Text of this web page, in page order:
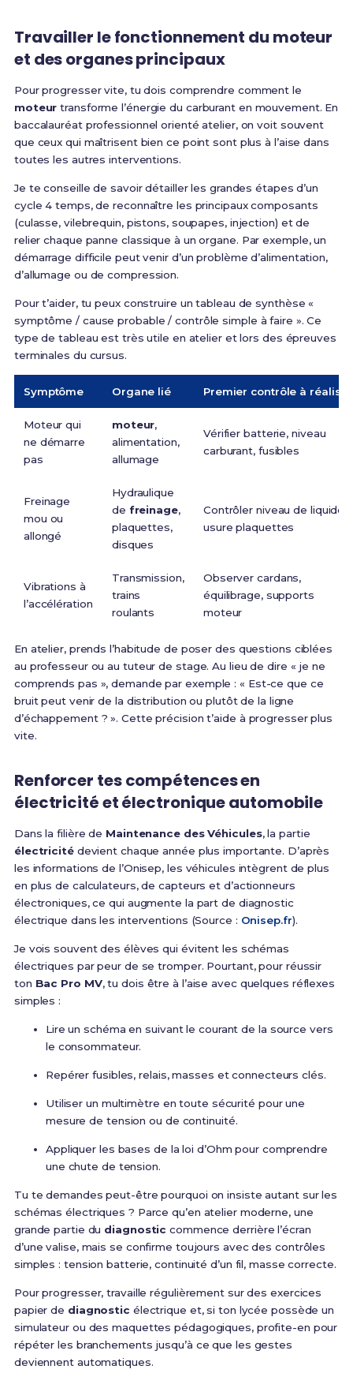
Travailler le fonctionnement du moteur
et des organes principaux
Pour progresser vite, tu dois comprendre comment le
moteur transforme l’énergie du carburant en mouvement. En
baccalauréat professionnel orienté atelier, on voit souvent
que ceux qui maîtrisent bien ce point sont plus à l’aise dans
toutes les autres interventions.
Je te conseille de savoir détailler les grandes étapes d’un
cycle 4 temps, de reconnaître les principaux composants
(culasse, vilebrequin, pistons, soupapes, injection) et de
relier chaque panne classique à un organe. Par exemple, un
démarrage difficile peut venir d’un problème d’alimentation,
d’allumage ou de compression.
Pour t’aider, tu peux construire un tableau de synthèse «
symptôme / cause probable / contrôle simple à faire ». Ce
type de tableau est très utile en atelier et lors des épreuves
terminales du cursus.
Symptôme Organe lié Premier contrôle à réaliser
Moteur qui
ne démarre
pas
moteur,
alimentation,
allumage
Vérifier batterie, niveau
carburant, fusibles
Freinage
mou ou
allongé
Hydraulique
de freinage,
plaquettes,
disques
Contrôler niveau de liquide,
usure plaquettes
Vibrations à
l’accélération
Transmission,
trains
roulants
Observer cardans,
équilibrage, supports
moteur
En atelier, prends l’habitude de poser des questions ciblées
au professeur ou au tuteur de stage. Au lieu de dire « je ne
comprends pas », demande par exemple : « Est-ce que ce
bruit peut venir de la distribution ou plutôt de la ligne
d’échappement ? ». Cette précision t’aide à progresser plus
vite.
Renforcer tes compétences en
électricité et électronique automobile
Dans la filière de Maintenance des Véhicules, la partie
électricitédevient chaque année plus importante. D’après
les informations de l’Onisep, les véhicules intègrent de plus
en plus de calculateurs, de capteurs et d’actionneurs
électroniques, ce qui augmente la part de diagnostic
électrique dans les interventions (Source : Onisep.fr).
Je vois souvent des élèves qui évitent les schémas
électriques par peur de se tromper. Pourtant, pour réussir
ton Bac Pro MV, tu dois être à l’aise avec quelques réflexes
simples :
Lire un schéma en suivant le courant de la source vers
le consommateur.
Repérer fusibles, relais, masses et connecteurs clés.
Utiliser un multimètre en toute sécurité pour une
mesure de tension ou de continuité.
Appliquer les bases de la loi d’Ohm pour comprendre
une chute de tension.
Tu te demandes peut-être pourquoi on insiste autant sur les
schémas électriques ? Parce qu’en atelier moderne, une
grande partie du diagnostic commence derrière l’écran
d’une valise, mais se confirme toujours avec des contrôles
simples : tension batterie, continuité d’un fil, masse correcte.
Pour progresser, travaille régulièrement sur des exercices
papier de diagnostic électrique et, si ton lycée possède un
simulateur ou des maquettes pédagogiques, profite-en pour
répéter les branchements jusqu’à ce que les gestes
deviennent automatiques.